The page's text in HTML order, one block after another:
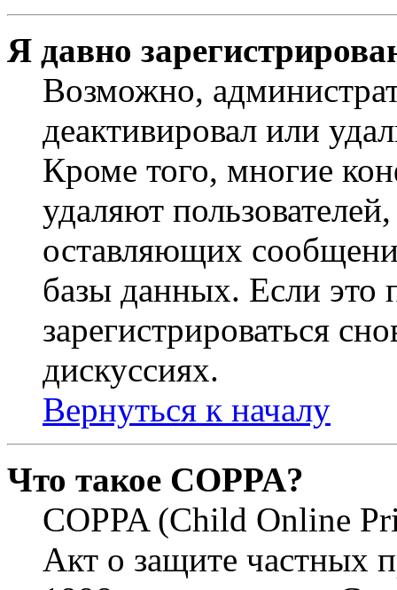
Я давно
Возможно,
деактивировал или
Кроме того, многие
удаляют
оставляющих
базы данных. Если это
зарегистрироваться
дискуссиях.
Вернуться к началу
Что такое COPPA?
COPPA (Child Online
Акт о защите частных